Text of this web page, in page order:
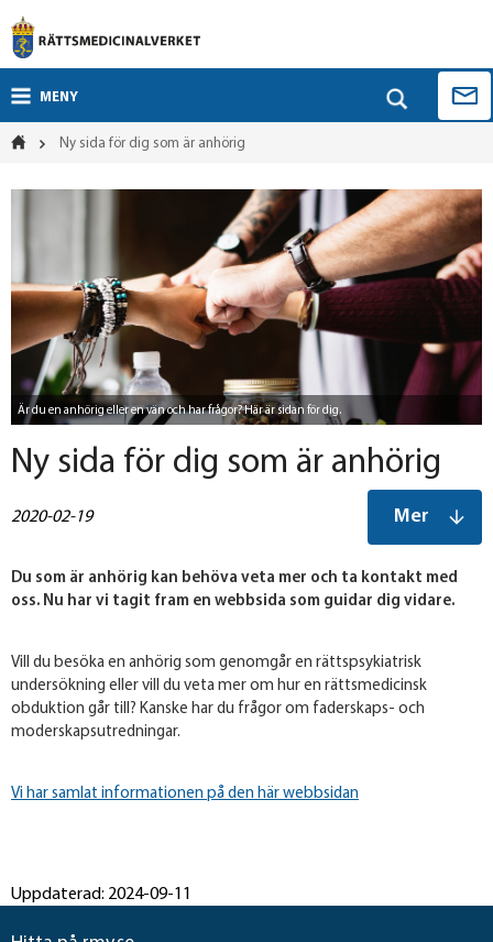
MENY
Ny sida för dig som är anhörig
Är du en anhörig eller en vän och har frågor? Här är sidan för dig.
Ny sida för dig som är anhörig
Mer
2020-02-19
Du som är anhörig kan behöva veta mer och ta kontakt med
oss. Nu har vi tagit fram en webbsida som guidar dig vidare.
Vill du besöka en anhörig som genomgår en rättspsykiatrisk
undersökning eller vill du veta mer om hur en rättsmedicinsk
obduktion går till? Kanske har du frågor om faderskaps- och
moderskapsutredningar.
Vi har samlat informationen på den här webbsidan
Uppdaterad: 2024-09-11